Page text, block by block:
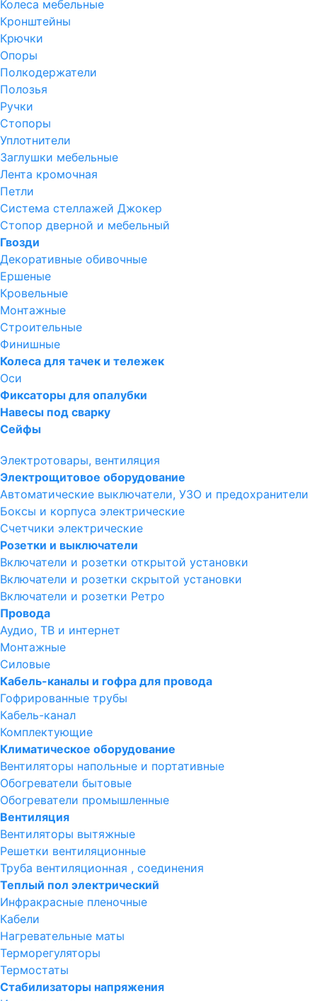
Колеса мебельные
Кронштейны
Крючки
Опоры
Полкодержатели
Полозья
Ручки
Стопоры
Уплотнители
Заглушки мебельные
Лента кромочная
Петли
Система стеллажей Джокер
Стопор дверной и мебельный
Гвозди
Декоративные обивочные
Ершеные
Кровельные
Монтажные
Строительные
Финишные
Колеса для тачек и тележек
Оси
Фиксаторы для опалубки
Навесы под сварку
Сейфы
Электротовары, вентиляция
Электрощитовое оборудование
Автоматические выключатели, УЗО и предохранители
Боксы и корпуса электрические
Счетчики электрические
Розетки и выключатели
Включатели и розетки открытой установки
Включатели и розетки скрытой установки
Включатели и розетки Ретро
Провода
Аудио, ТВ и интернет
Монтажные
Силовые
Кабель-каналы и гофра для провода
Гофрированные трубы
Кабель-канал
Комплектующие
Климатическое оборудование
Вентиляторы напольные и портативные
Обогреватели бытовые
Обогреватели промышленные
Вентиляция
Вентиляторы вытяжные
Решетки вентиляционные
Труба вентиляционная , соединения
Теплый пол электрический
Инфракрасные пленочные
Кабели
Нагревательные маты
Терморегуляторы
Термостаты
Стабилизаторы напряжения